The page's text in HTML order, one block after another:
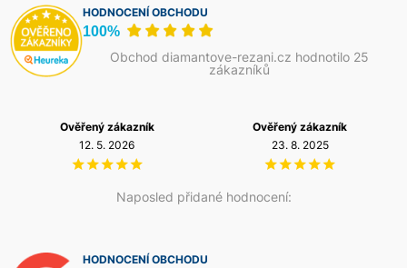
HODNOCENÍ OBCHODU
100%
Obchod diamantove-rezani.cz hodnotilo 25
zákazníků
Naposled přidané hodnocení:
Ověřený zákazník
12. 5. 2026
Ověřený zákazník
23. 8. 2025
HODNOCENÍ OBCHODU